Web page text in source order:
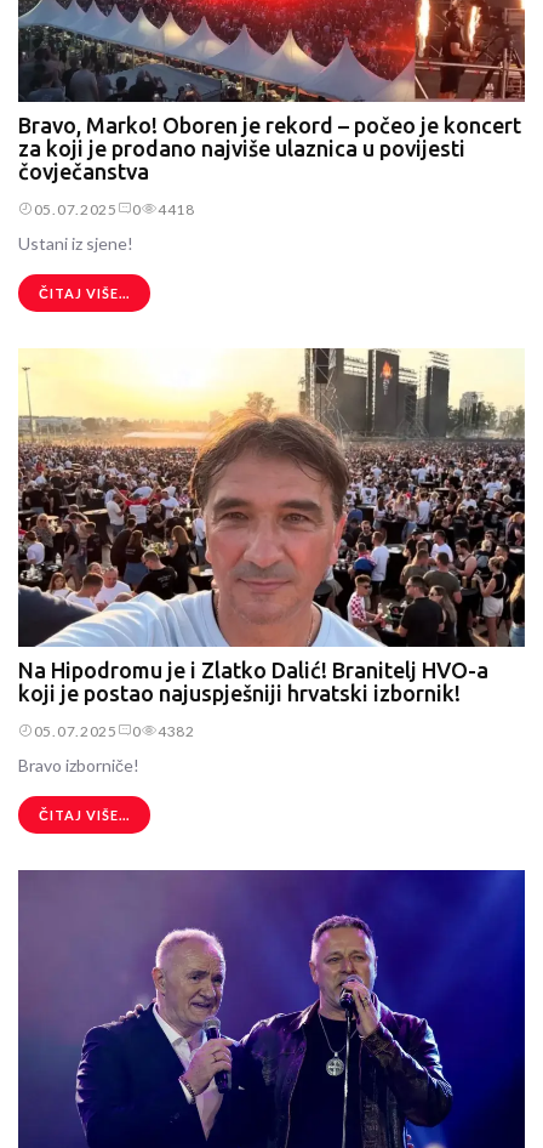
Bravo, Marko! Oboren je rekord – počeo je koncert
za koji je prodano najviše ulaznica u povijesti
čovječanstva
05.07.2025 0 4418
Ustani iz sjene!
ČITAJ VIŠE...
Na Hipodromu je i Zlatko Dalić! Branitelj HVO-a
koji je postao najuspješniji hrvatski izbornik!
05.07.2025 0 4382
Bravo izborniče!
ČITAJ VIŠE...